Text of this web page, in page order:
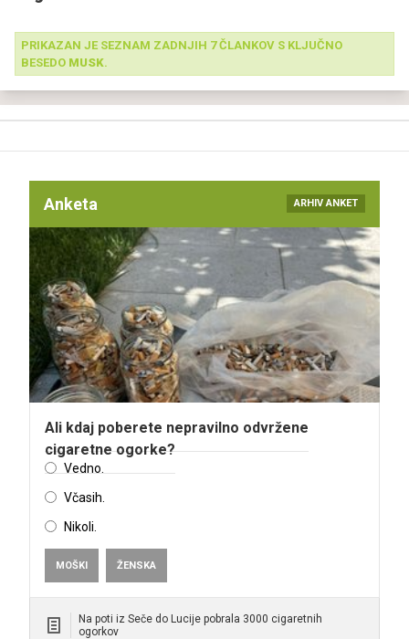
PRIKAZAN JE SEZNAM ZADNJIH 7 ČLANKOV S KLJUČNO
BESEDO MUSK.
Anketa ARHIV ANKET
Ali kdaj poberete nepravilno odvržene
cigaretne ogorke?
Vedno.
Včasih.
Nikoli.
MOŠKI ŽENSKA
Na poti iz Seče do Lucije pobrala 3000 cigaretnih
ogorkov